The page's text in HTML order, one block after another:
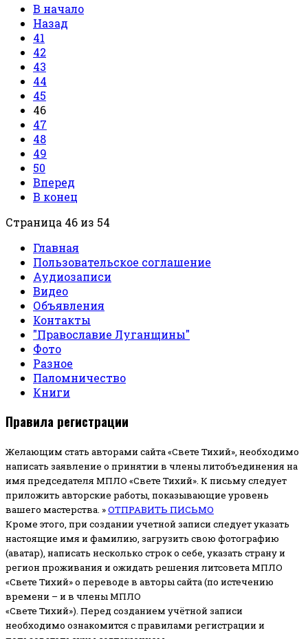
В начало
Назад
41
42
43
44
45
46
47
48
49
50
Вперед
В конец
Страница 46 из 54
Главная
Пользовательское соглашение
Аудиозаписи
Видео
Объявления
Контакты
"Православие Луганщины"
Фото
Разное
Паломничество
Книги
Правила регистрации
Желающим стать авторами сайта «Свете Тихий», необходимо
написать заявление о принятии в члены литобъединения на
имя председателя МПЛО «Свете Тихий». К письму следует
приложить авторские работы, показывающие уровень
вашего мастерства. »ОТПРАВИТЬ ПИСЬМО
Кроме этого, при создании учетной записи следует указать
настоящие имя и фамилию, загрузить свою фотографию
(аватар), написать несколько строк о себе, указать страну и
регион проживания и ожидать решения литсовета МПЛО
«Свете Тихий» о переводе в авторы сайта (по истечению
времени – и в члены МПЛО
«Свете Тихий»). Перед созданием учётной записи
необходимо ознакомится с правилами регистрации и